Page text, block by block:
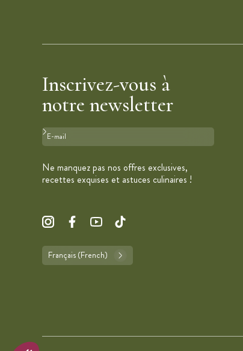
Inscrivez-vous à
notre newsletter
Format : adresse@email.com
Ne manquez pas nos offres exclusives,
recettes exquises et astuces culinaires !
Français (French)